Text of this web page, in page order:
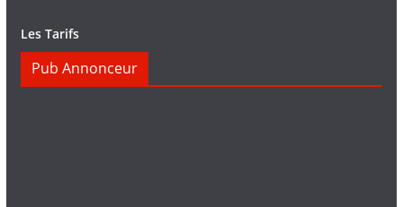
Les Tarifs
Pub Annonceur